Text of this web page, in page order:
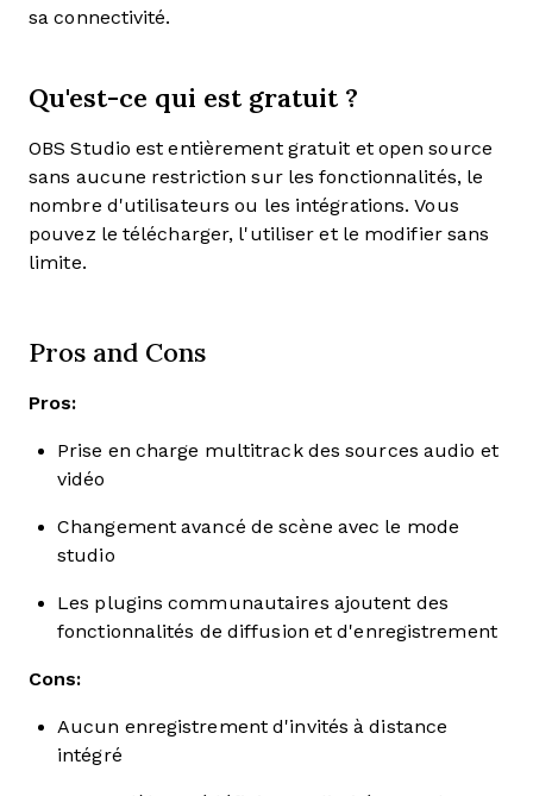
sa connectivité.
Qu'est-ce qui est gratuit ?
OBS Studio est entièrement gratuit et open source
sans aucune restriction sur les fonctionnalités, le
nombre d'utilisateurs ou les intégrations. Vous
pouvez le télécharger, l'utiliser et le modifier sans
limite.
Pros and Cons
Pros:
Prise en charge multitrack des sources audio et
vidéo
Changement avancé de scène avec le mode
studio
Les plugins communautaires ajoutent des
fonctionnalités de diffusion et d'enregistrement
Cons:
Aucun enregistrement d'invités à distance
intégré